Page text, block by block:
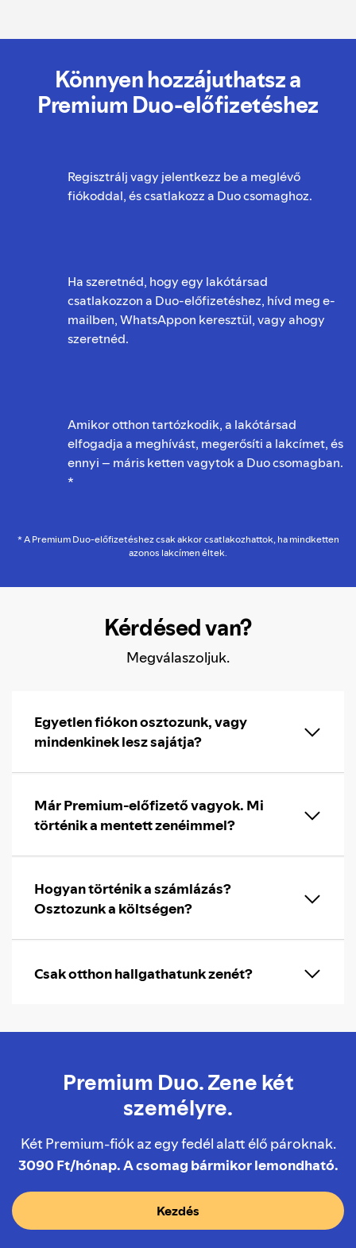
Könnyen hozzájuthatsz a
Premium Duo-előfizetéshez
Regisztrálj vagy jelentkezz be a meglévő
fiókoddal, és csatlakozz a Duo csomaghoz.
Ha szeretnéd, hogy egy lakótársad
csatlakozzon a Duo-előfizetéshez, hívd meg e-
mailben, WhatsAppon keresztül, vagy ahogy
szeretnéd.
Amikor otthon tartózkodik, a lakótársad
elfogadja a meghívást, megerősíti a lakcímet, és
ennyi – máris ketten vagytok a Duo csomagban.
*
* A Premium Duo-előfizetéshez csak akkor csatlakozhattok, ha mindketten
azonos lakcímen éltek.
Kérdésed van?
Megválaszoljuk.
Egyetlen fiókon osztozunk, vagy
mindenkinek lesz sajátja?
Már Premium-előfizető vagyok. Mi
történik a mentett zenéimmel?
Hogyan történik a számlázás?
Osztozunk a költségen?
Csak otthon hallgathatunk zenét?
Premium Duo. Zene két
személyre.
Két Premium-fiók az egy fedél alatt élő pároknak.
3090 Ft/hónap. A csomag bármikor lemondható.
Kezdés